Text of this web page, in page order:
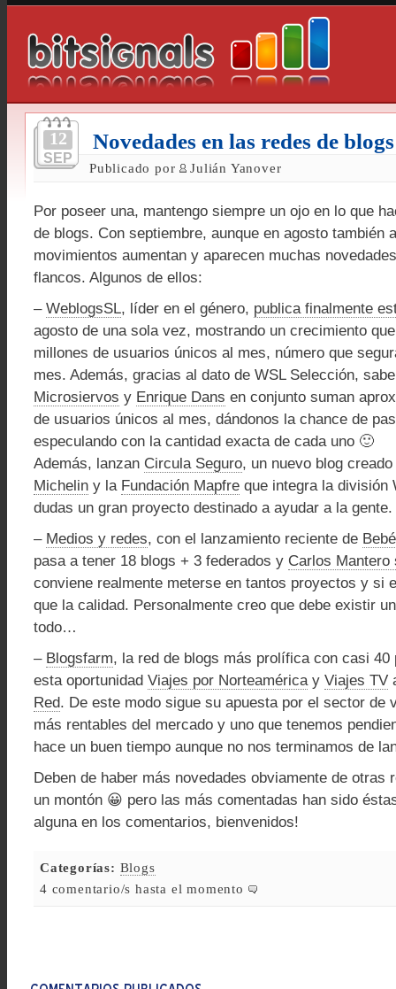
12
SEP
Novedades en las redes de blogs
Publicado por Julián Yanover
Por poseer una, mantengo siempre un ojo en lo que
de blogs. Con septiembre, aunque en agosto también
movimientos aumentan y aparecen muchas
flancos. Algunos de ellos:
– WeblogsSL, líder en el género, publica finalmente
agosto de una sola vez, mostrando un crecimiento
millones de usuarios únicos al mes, número que
mes. Además, gracias al dato de WSL Selección,
Microsiervos y Enrique Dans en conjunto suman
de usuarios únicos al mes, dándonos la chance de
especulando con la cantidad exacta de cada uno 🙂
Además, lanzan Circula Seguro, un nuevo blog
Michelin y la Fundación Mapfre que integra la división
dudas un gran proyecto destinado a ayudar a la gente.
– Medios y redes, con el lanzamiento reciente de
pasa a tener 18 blogs + 3 federados y Carlos Mantero
conviene realmente meterse en tantos proyectos y si
que la calidad. Personalmente creo que debe existir
todo…
– Blogsfarm, la red de blogs más prolífica con casi 40
esta oportunidad Viajes por Norteaméricay Viajes TV
Red. De este modo sigue su apuesta por el sector de
más rentables del mercado y uno que tenemos
hace un buen tiempo aunque no nos terminamos de
Deben de haber más novedades obviamente de otras
un montón 😀 pero las más comentadas han sido
alguna en los comentarios, bienvenidos!
Categorías: Blogs
4 comentario/s hasta el momento